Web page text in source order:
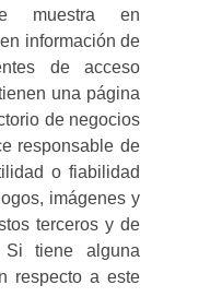
muestra en
información de
de acceso
una página
de negocios
responsable de
o fiabilidad
imágenes y
terceros y de
Si tiene alguna
respecto a este